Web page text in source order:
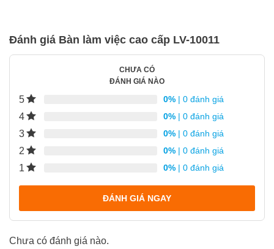
Đánh giá Bàn làm việc cao cấp LV-10011
CHƯA CÓ
ĐÁNH GIÁ NÀO
5 0% | 0 đánh giá
4 0% | 0 đánh giá
3 0% | 0 đánh giá
2 0% | 0 đánh giá
1 0% | 0 đánh giá
ĐÁNH GIÁ NGAY
Chưa có đánh giá nào.